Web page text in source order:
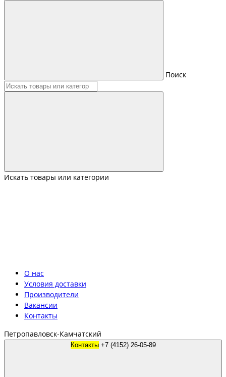
Поиск
Искать товары или категории
О нас
Условия доставки
Производители
Вакансии
Контакты
Петропавловск-Камчатский
Контакты +7 (4152) 26-05-89